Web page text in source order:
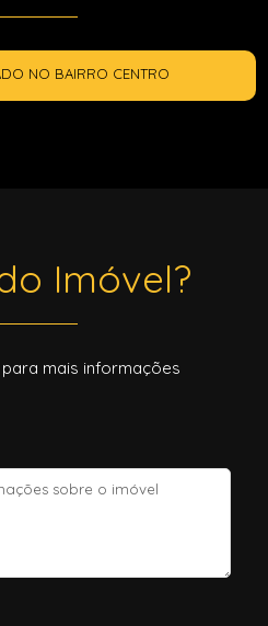
NO BAIRRO CENTRO
Imóvel?
mais informações